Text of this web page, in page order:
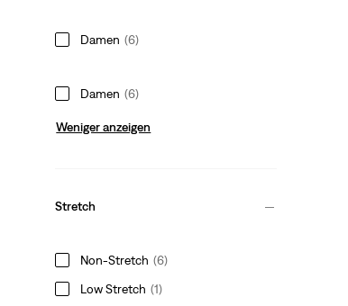
Damen (6)
Damen (6)
Weniger anzeigen
Stretch
Non-Stretch (6)
Low Stretch (1)